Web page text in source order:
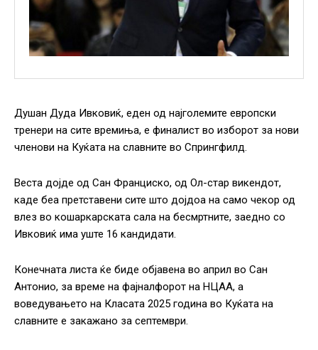
Душан Дуда Ивковиќ, еден од најголемите европски
тренери на сите времиња, е финалист во изборот за нови
членови на Куќата на славните во Спрингфилд.
Веста дојде од Сан Франциско, од Ол-стар викендот,
каде беа претставени сите што дојдоа на само чекор од
влез во кошаркарската сала на бесмртните, заедно со
Ивковиќ има уште 16 кандидати.
Конечната листа ќе биде објавена во април во Сан
Антонио, за време на фајналфорот на НЦАА, а
воведувањето на Класата 2025 година во Куќата на
славните е закажано за септември.